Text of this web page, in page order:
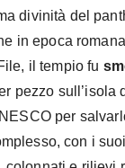
divinità del
in epoca
il tempio fu
pezzo sull’isola
per
con i